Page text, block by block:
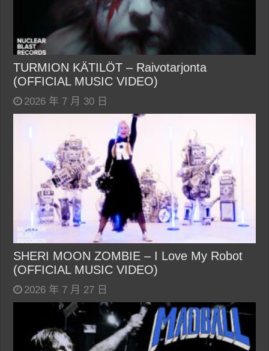
TURMION KÄTILÖT – Raivotarjonta
(OFFICIAL MUSIC VIDEO)
2026 年 7 月 30 日
SHERI MOON ZOMBIE – I Love My Robot
(OFFICIAL MUSIC VIDEO)
2026 年 7 月 27 日